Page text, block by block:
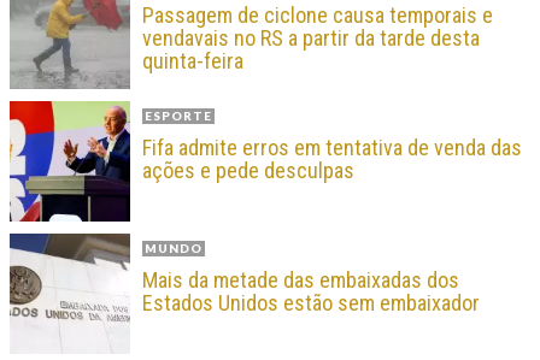
Passagem de ciclone causa temporais e
vendavais no RS a partir da tarde desta
quinta-feira
ESPORTE
Fifa admite erros em tentativa de venda das
ações e pede desculpas
MUNDO
Mais da metade das embaixadas dos
Estados Unidos estão sem embaixador